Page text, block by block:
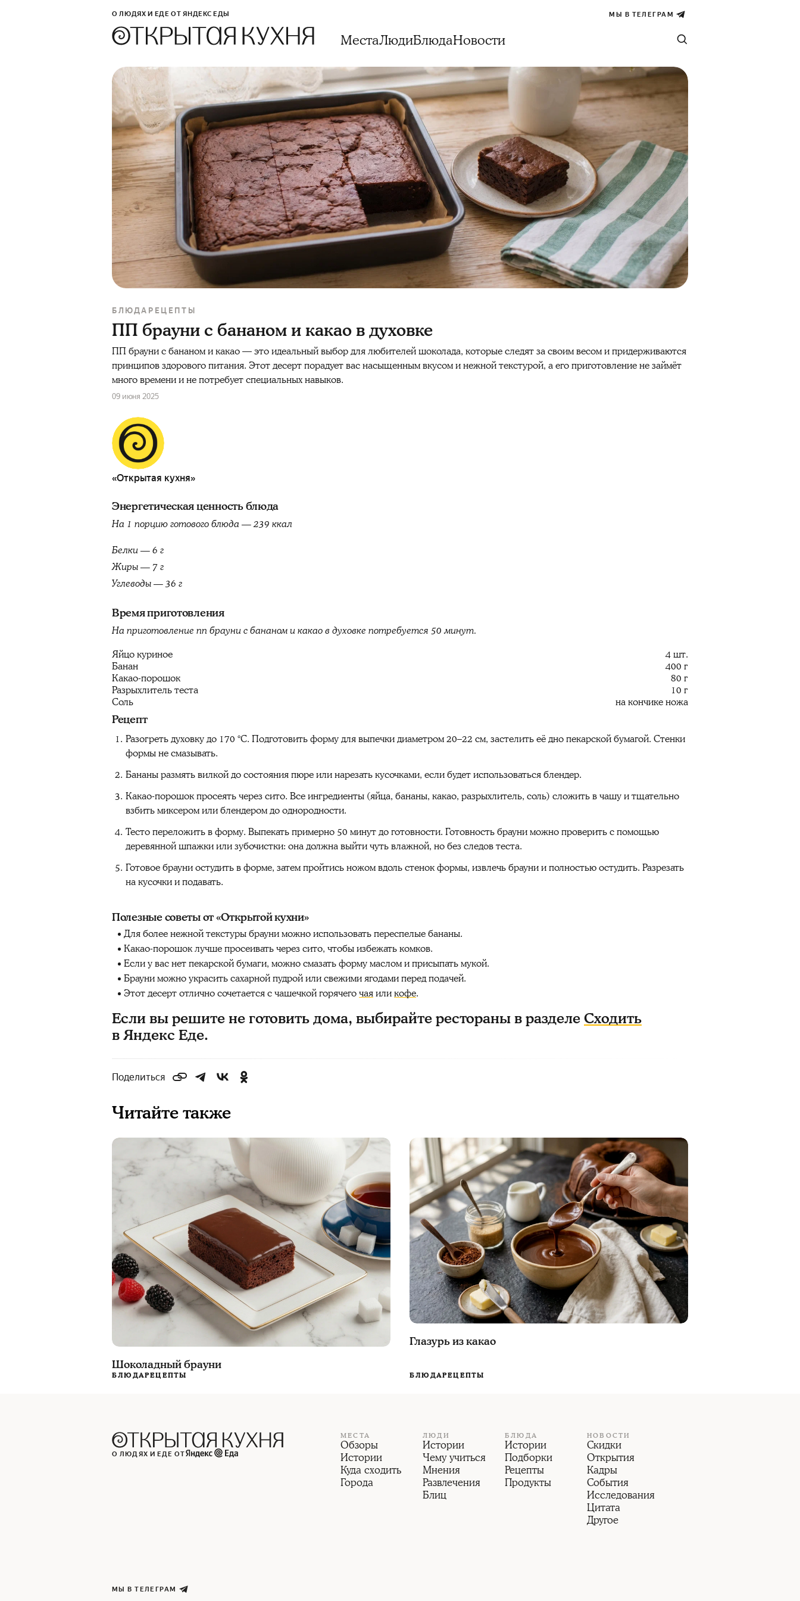
О ЛЮДЯХ И ЕДЕ ОТ ЯНДЕКС ЕДЫ МЫ В ТЕЛЕГРАМ
МестаЛюдиБлюдаНовости
БЛЮДА РЕЦЕПТЫ
ПП брауни с бананом и какао в духовке
ПП брауни с бананом и какао — это идеальный выбор для любителей шоколада, которые следят за своим весом и придерживаются
принципов здорового питания. Этот десерт порадует вас насыщенным вкусом и нежной текстурой, а его приготовление не займёт
много времени и не потребует специальных навыков.
09 июня 2025
«Открытая кухня»
Энергетическая ценность блюда
На 1 порцию готового блюда — 239 ккал
Белки — 6 г
Жиры — 7 г
Углеводы — 36 г
Время приготовления
На приготовление пп брауни с бананом и какао в духовке потребуется 50 минут.
Яйцо куриное
4 шт.
Банан
400 г
Какао-порошок
80 г
Разрыхлитель теста
10 г
Соль
на кончике ножа
Рецепт
Разогреть духовку до 170 °C. Подготовить форму для выпечки диаметром 20–22 см, застелить её дно пекарской бумагой. Стенки
формы не смазывать.
Бананы размять вилкой до состояния пюре или нарезать кусочками, если будет использоваться блендер.
Какао-порошок просеять через сито. Все ингредиенты (яйца, бананы, какао, разрыхлитель, соль) сложить в чашу и тщательно
взбить миксером или блендером до однородности.
Тесто переложить в форму. Выпекать примерно 50 минут до готовности. Готовность брауни можно проверить с помощью
деревянной шпажки или зубочистки: она должна выйти чуть влажной, но без следов теста.
Готовое брауни остудить в форме, затем пройтись ножом вдоль стенок формы, извлечь брауни и полностью остудить. Разрезать
на кусочки и подавать.
Полезные советы от «Открытой кухни»
Для более нежной текстуры брауни можно использовать переспелые бананы.
Какао-порошок лучше просеивать через сито, чтобы избежать комков.
Если у вас нет пекарской бумаги, можно смазать форму маслом и присыпать мукой.
Брауни можно украсить сахарной пудрой или свежими ягодами перед подачей.
Этот десерт отлично сочетается с чашечкой горячегочаяиликофе.
Если вы решите не готовить дома, выбирайте рестораны в разделеСходить
в Яндекс Еде.
Поделиться
Читайте также
Шоколадный брауни
БЛЮДАРЕЦЕПТЫ
Глазурь из какао
БЛЮДАРЕЦЕПТЫ
О ЛЮДЯХ И ЕДЕ ОТ
МЕСТА
Обзоры
Истории
Куда сходить
Города
ЛЮДИ
Истории
Чему учиться
Мнения
Развлечения
Блиц
БЛЮДА
Истории
Подборки
Рецепты
Продукты
НОВОСТИ
Скидки
Открытия
Кадры
События
Исследования
Цитата
Другое
МЫ В ТЕЛЕГРАМ